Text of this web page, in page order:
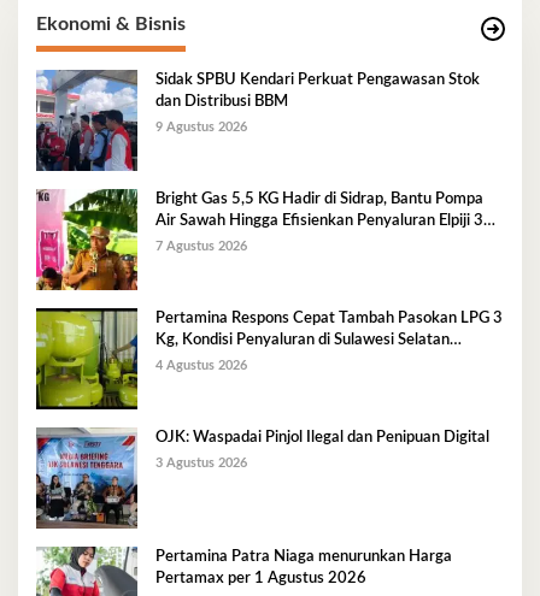
Ekonomi & Bisnis
Sidak SPBU Kendari Perkuat Pengawasan Stok
dan Distribusi BBM
9 Agustus 2026
Bright Gas 5,5 KG Hadir di Sidrap, Bantu Pompa
Air Sawah Hingga Efisienkan Penyaluran Elpiji 3
Kg
7 Agustus 2026
Pertamina Respons Cepat Tambah Pasokan LPG 3
Kg, Kondisi Penyaluran di Sulawesi Selatan
Berlangsung Kondusif
4 Agustus 2026
OJK: Waspadai Pinjol Ilegal dan Penipuan Digital
3 Agustus 2026
Pertamina Patra Niaga menurunkan Harga
Pertamax per 1 Agustus 2026